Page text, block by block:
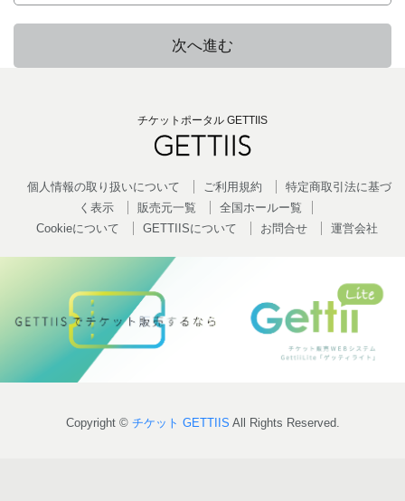
次へ進む
チケットポータル GETTIIS
個人情報の取り扱いについて ご利用規約
特定商取引法に基づ
く表示
販売元一覧
全国ホールー覧
Cookieについて
GETTIISについて お問合せ 運営会社
Copyright © チケット GETTIIS All Rights Reserved.